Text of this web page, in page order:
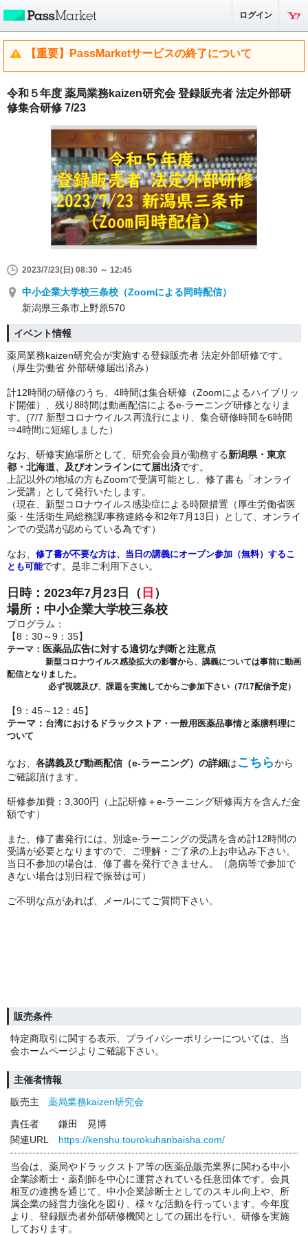
ログイン
【重要】PassMarketサービスの終了について
令和５年度 薬局業務kaizen研究会 登録販売者 法定外部研
修集合研修 7/23
2023/7/23(日) 08:30 ～ 12:45
中小企業大学校三条校（Zoomによる同時配信）
新潟県三条市上野原570
イベント情報
薬局業務kaizen研究会が実施する登録販売者 法定外部研修です。
（厚生労働省 外部研修届出済み）
計12時間の研修のうち、4時間は集合研修（Zoomによるハイブリッ
ド開催）、残り8時間は動画配信によるe-ラーニング研修となりま
す。(7/7 新型コロナウイルス再流行により、集合研修時間を6時間
⇒4時間に短縮しました）
なお、研修実施場所として、研究会会員が勤務する新潟県・東京
都・北海道、及びオンラインにて届出済です。
上記以外の地域の方もZoomで受講可能とし、修了書も「オンライ
ン受講」として発行いたします。
（現在、新型コロナウイルス感染症による時限措置（厚生労働省医
薬・生活衛生局総務課/事務連絡令和2年7月13日）として、オンライ
ンでの受講が認めらている為です）
なお、 修了書が不要な方は、当日の講義にオープン参加（無料）するこ
とも可能です。是非ご利用下さい。
日時：2023年7月23日（ 日 ）
場所：中小企業大学校三条校
プログラム：
【8：30～9：35】
テーマ： 医薬品広告に対する適切な判断と注意点
新型コロナウイルス感染拡大の影響から、講義については事前に動画
配信となりました。
必ず視聴及び、課題を実施してからご参加下さい（7/17配信予定）
【9：45～12：45】
テーマ： 台湾におけるドラックストア・一般用医薬品事情と薬膳料理に
ついて
なお、 各講義及び動画配信（e-ラーニング）の詳細はこちらから
ご確認頂けます。
研修参加費：3,300円（上記研修＋e-ラーニング研修両方を含んだ金
額です）
また、修了書発行には、別途e-ラーニングの受講を含め計12時間の
受講が必要となりますので、ご理解・ご了承の上お申込み下さい。
当日不参加の場合は、修了書を発行できません。（急病等で参加で
きない場合は別日程で振替は可）
ご不明な点があれば、メールにてご質問下さい。
販売条件
特定商取引に関する表示、プライバシーポリシーについては、当
会ホームページよりご確認下さい。
主催者情報
販売主
薬局業務kaizen研究会
責任者
鎌田 晃博
関連URL
https://kenshu.tourokuhanbaisha.com/
当会は、薬局やドラックストア等の医薬品販売業界に関わる中小
企業診断士・薬剤師を中心に運営されている任意団体です。会員
相互の連携を通じて、中小企業診断士としてのスキル向上や、所
属企業の経営力強化を図り、様々な活動を行っています。今年度
より、登録販売者外部研修機関としての届出を行い、研修を実施
しております。